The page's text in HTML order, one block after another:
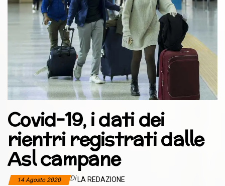
Covid-19, i dati dei
rientri registrati dalle
Asl campane
14 Agosto 2020 Di LA REDAZIONE